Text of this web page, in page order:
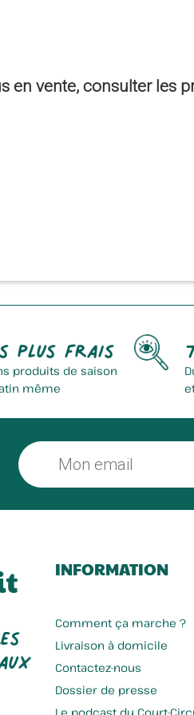
en vente, consulter les
plus frais
produits de saison
même
INFORMATION
Comment ça marche ?
Livraison à domicile
Contactez-nous
Dossier de presse